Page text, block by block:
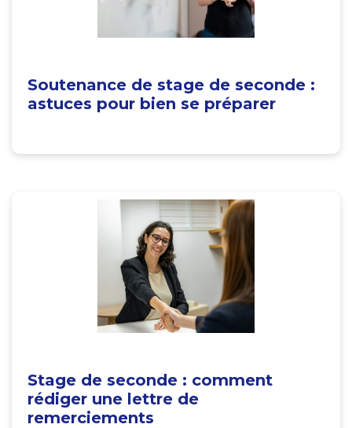
Soutenance de stage de seconde :
astuces pour bien se préparer
Stage de seconde : comment
rédiger une lettre de
remerciements